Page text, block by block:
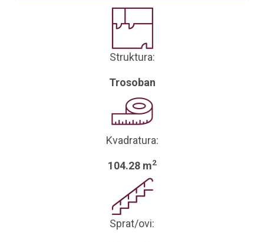
Struktura:
Trosoban
Kvadratura:
104.28 m2
Sprat/ovi: